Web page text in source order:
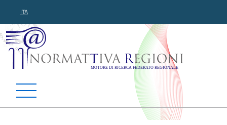
ITA
Normattiva Regioni -